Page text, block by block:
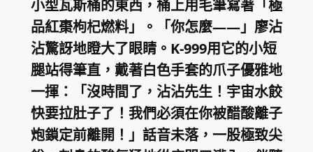
小型瓦斯桶的東西，桶上用毛筆寫著「極
品紅棗枸杞燃料」。「你怎麼——」廖沾
沾驚訝地瞪大了眼睛。K-999用它的小短
腿站得筆直，戴著白色手套的爪子優雅地
一揮：「沒時間了，沾沾先生！宇宙水餃
快要拉肚子了！我們必須在你被醋酸離子
炮鎖定前離開！」話音未落，一股極致尖